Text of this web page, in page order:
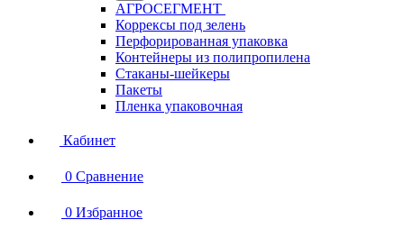
АГРОСЕГМЕНТ
Коррексы под зелень
Перфорированная упаковка
Контейнеры из полипропилена
Стаканы-шейкеры
Пакеты
Пленка упаковочная
Кабинет
0 Сравнение
0 Избранное